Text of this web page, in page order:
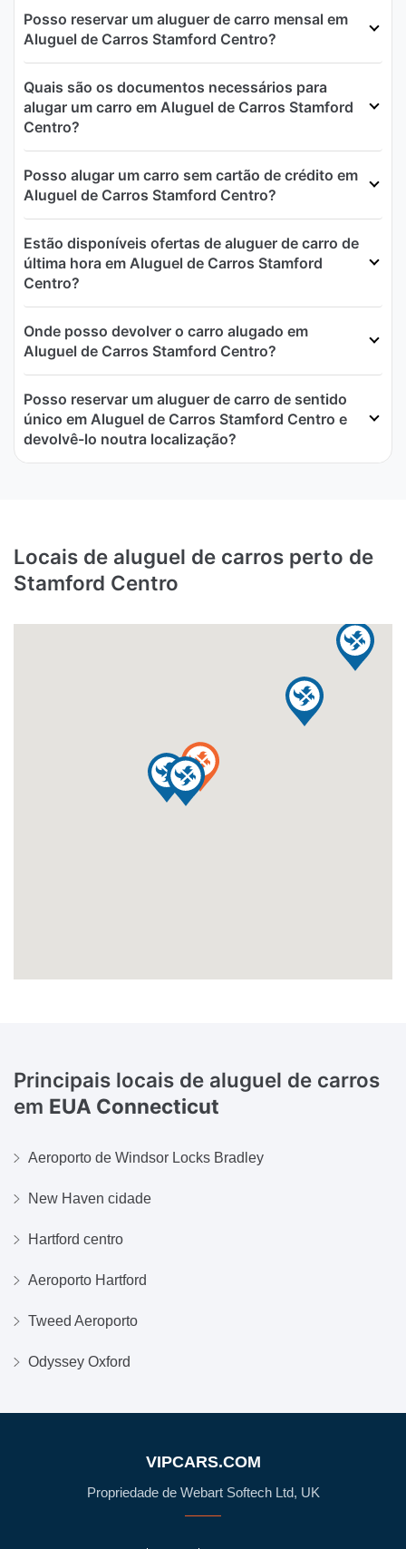
Posso reservar um aluguer de carro mensal em
Aluguel de Carros Stamford Centro?
Quais são os documentos necessários para
alugar um carro em Aluguel de Carros Stamford
Centro?
Posso alugar um carro sem cartão de crédito em
Aluguel de Carros Stamford Centro?
Estão disponíveis ofertas de aluguer de carro de
última hora em Aluguel de Carros Stamford
Centro?
Onde posso devolver o carro alugado em
Aluguel de Carros Stamford Centro?
Posso reservar um aluguer de carro de sentido
único em Aluguel de Carros Stamford Centro e
devolvê-lo noutra localização?
Locais de aluguel de carros perto de
Stamford Centro
Principais locais de aluguel de carros
em EUA Connecticut
Aeroporto de Windsor Locks Bradley
New Haven cidade
Hartford centro
Aeroporto Hartford
Tweed Aeroporto
Odyssey Oxford
VIPCARS.COM
Propriedade de Webart Softech Ltd, UK